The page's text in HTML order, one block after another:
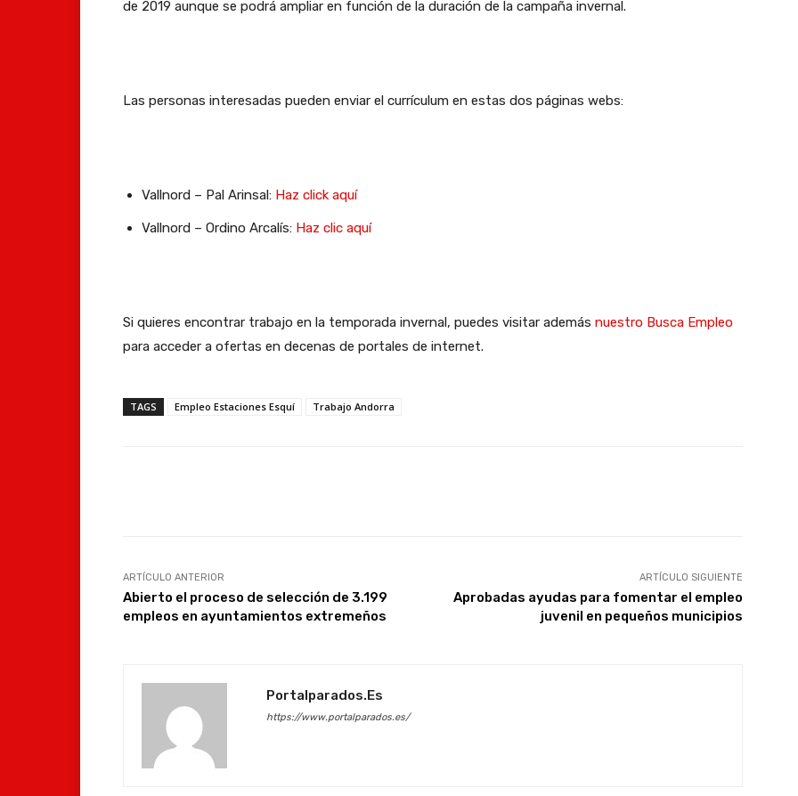
de 2019 aunque se podrá ampliar en función de la duración de la campaña invernal.
Las personas interesadas pueden enviar el currículum en estas dos páginas webs:
Vallnord – Pal Arinsal: Haz click aquí
Vallnord – Ordino Arcalís: Haz clic aquí
Si quieres encontrar trabajo en la temporada invernal, puedes visitar además nuestro Busca Empleo
para acceder a ofertas en decenas de portales de internet.
TAGS Empleo Estaciones Esquí Trabajo Andorra
ARTÍCULO ANTERIOR
Abierto el proceso de selección de 3.199
empleos en ayuntamientos extremeños
ARTÍCULO SIGUIENTE
Aprobadas ayudas para fomentar el empleo
juvenil en pequeños municipios
Portalparados.es
https://www.portalparados.es/